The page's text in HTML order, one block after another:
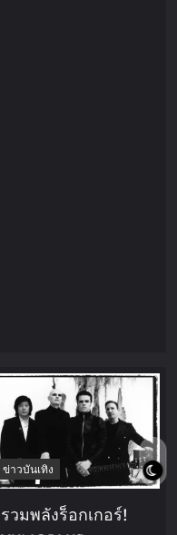
ข่าวบันเทิง
รวมพลังร็อกเกอร์!